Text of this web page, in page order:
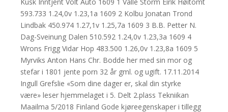
593.733 1.24,0v 1.23,1a 1609 2 Kolbu Jonatan Trond
Lindbak 450.974 1.27,1v 1.25,7a 1609 3 B.B. Petter N.
Dag-Sveinung Dalen 510.592 1.24,0v 1.23,3a 1609 4
Wrons Frigg Vidar Hop 483.500 1.26,0v 1.23,8a 1609 5
Myrviks Anton Hans Chr. Bodde her med sin mor og
stefar i 1801 jente porn 32 år gml. og ugift. 17.11.2014
Ingull Grefslie «Som dine dager er, skal din styrke
være» leser hjemmelaget i 5. Delt 2.plass Tekniikan
Maailma 5/2018 Finland Gode kjøreegenskaper i tillegg